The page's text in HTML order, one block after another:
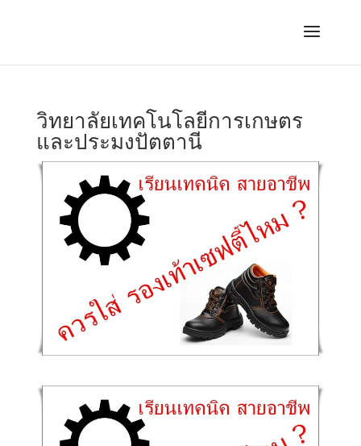
วิทยาลัยเทคโนโลยีการเกษตร
และประมงปัตตานี